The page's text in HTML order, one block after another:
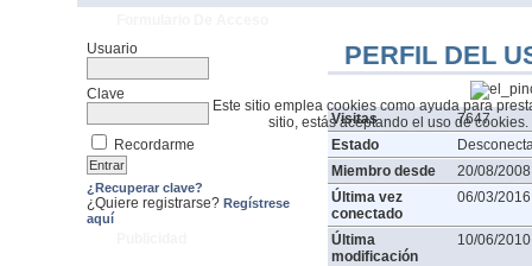
Este sitio emplea cookies como ayuda para
sitio, estás aceptando el uso de cookies.
Usuario
Clave
Recordarme
¿Recuperar clave?
¿Quiere registrarse? Regístrese
aquí
PERFIL DEL
Visitas
7647
Estado
Miembro desde
20/08/
Última vez
conectado
06/03/
Última
modificación
10/06/